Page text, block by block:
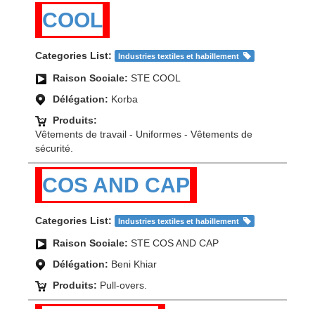
COOL
Categories List: Industries textiles et habillement
Raison Sociale: STE COOL
Délégation: Korba
Produits:
Vêtements de travail - Uniformes - Vêtements de
sécurité.
COS AND CAP
Categories List: Industries textiles et habillement
Raison Sociale: STE COS AND CAP
Délégation: Beni Khiar
Produits: Pull-overs.